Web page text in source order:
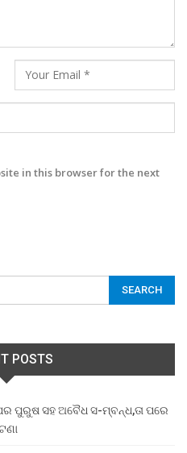
in this browser for the next
POSTS
ପୁରୁଷ ସହ ଅବୈଧ ସ-ମ୍ବନ୍ଧ,ତା ପରେ